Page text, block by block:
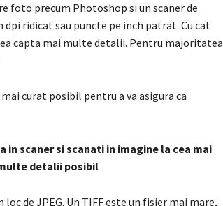
foto precum Photoshop si un scaner de
ridicat sau puncte pe inch patrat. Cu cat
capta mai multe detalii. Pentru majoritatea
curat posibil pentru a va asigura ca
scaner si scanati in imagine la cea mai
detalii posibil
de JPEG. Un TIFF este un fisier mai mare,